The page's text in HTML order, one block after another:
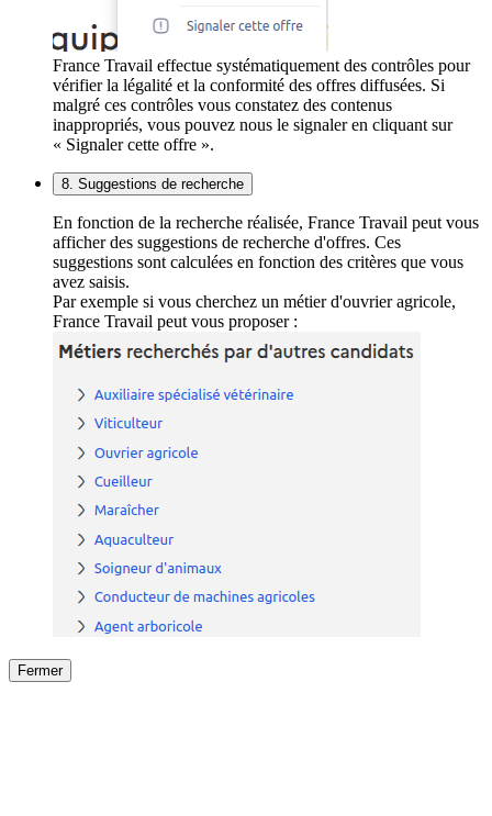
France Travail effectue systématiquement des contrôles pour
vérifier la légalité et la conformité des offres diffusées. Si
malgré ces contrôles vous constatez des contenus
inappropriés, vous pouvez nous le signaler en cliquant sur
« Signaler cette offre ».
8. Suggestions de recherche
En fonction de la recherche réalisée, France Travail peut vous
afficher des suggestions de recherche d'offres. Ces
suggestions sont calculées en fonction des critères que vous
avez saisis.
Par exemple si vous cherchez un métier d'ouvrier agricole,
France Travail peut vous proposer :
Fermer